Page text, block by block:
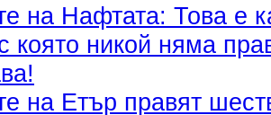
на Нафтата: Това е
която никой няма
на Етър правят